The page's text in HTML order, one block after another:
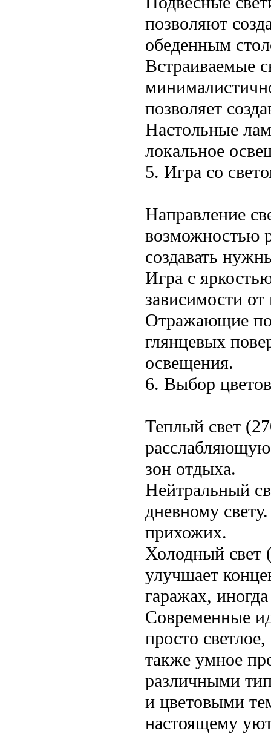
позволяют
обеденным
Встраиваемые
позволяет
Настольные
локальное
5. Игра со
Направление
возможностью
создавать
Игра с
зависимости
Отражающие
глянцевых
освещения.
6. Выбор
Теплый свет
зон отдыха.
Нейтральный
дневному
прихожих.
Холодный свет
улучшает
гаражах,
Современные
просто
также умное
различными
и цветовыми
настоящему